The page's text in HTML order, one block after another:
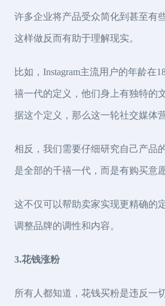
许多企业将产品受众简化到甚至有
这样做反而有助于理解现实。
比如，Instagram主流用户的年龄在
禧一代的定义，他们身上有独特的
据这个定义，那么这一轮社交媒体
相反，我们需要仔细研究自己产品
是全部的千禧一代，而是有购买意
这不仅可以帮助卖家实现更精确的
调整品牌的调性和内容。
3.花钱涨粉
所有人都知道，花钱买粉是违反一